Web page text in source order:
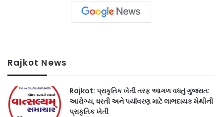
Rajkot News
Rajkot: પ્રાકૃતિક ખેતી તરફ આગળ વધતું ગુજરાત:
આરોગ્ય, ધરતી અને પર્યાવરણ માટે લાભદાયક મેથીની
પ્રાકૃતિક ખેતી